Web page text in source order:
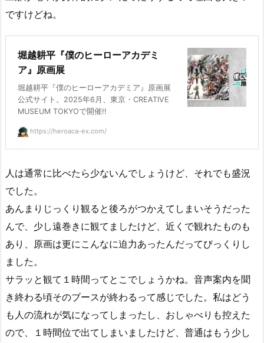
ですけどね。
堀越耕平『僕のヒーローアカデミ
ア』原画展
堀越耕平『僕のヒーローアカデミア』原画展
公式サイト。2025年6月、東京・CREATIVE
MUSEUM TOKYOで開催!!
https://heroaca-ex.com/
人は通常に比べたら少ないんでしょうけど、それでも盛況
でした。
あんまりじっくり観ると後ろがつかえてしまいそうだった
んで、少し遠巻きに観てましたけど、近くで観れたものも
あり、原画は更にこんなに迫力あったんだってびっくりし
ました。
サラッと観て１時間ってとこでしょうかね。音声案内を聞
き終わる頃そのブースが終わるって感じでした。私はどう
も人の流れが気になってしまったし、おしゃべりも控えた
ので、１時間位で出てしまいましたけど、普通はもう少し